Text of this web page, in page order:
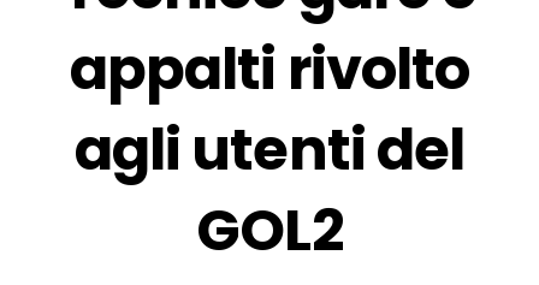
appalti rivolto
agli utenti del
GOL2